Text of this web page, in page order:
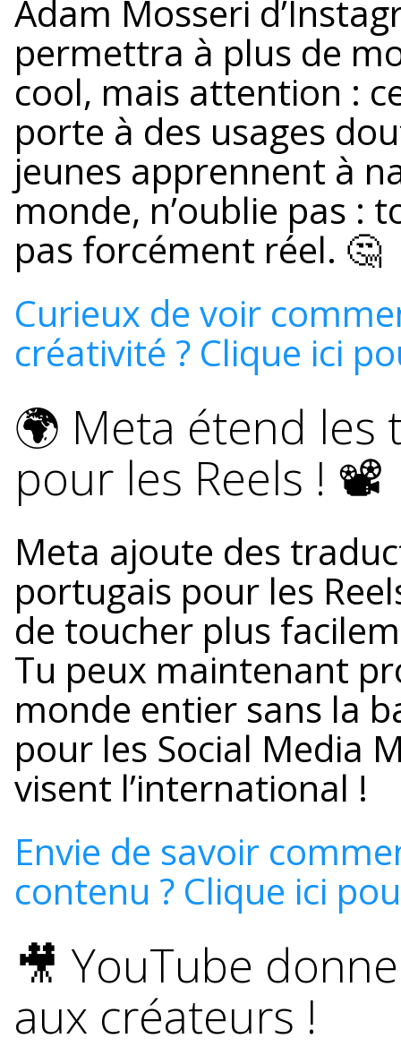
Adam Mosseri
permettra à plus de
cool, mais attention :
porte à des usages
jeunes apprennent à
monde, n’oublie pas :
pas forcément réel. 🤔
Curieux de voir
créativité ? Clique ici
🌍 Meta étend les
pour les Reels ! 📽️
Meta ajoute des
portugais pour les
de toucher plus
Tu peux maintenant
monde entier sans la
pour les Social Media
visent l’international !
Envie de savoir
contenu ? Clique ici
🎥 YouTube
aux créateurs !